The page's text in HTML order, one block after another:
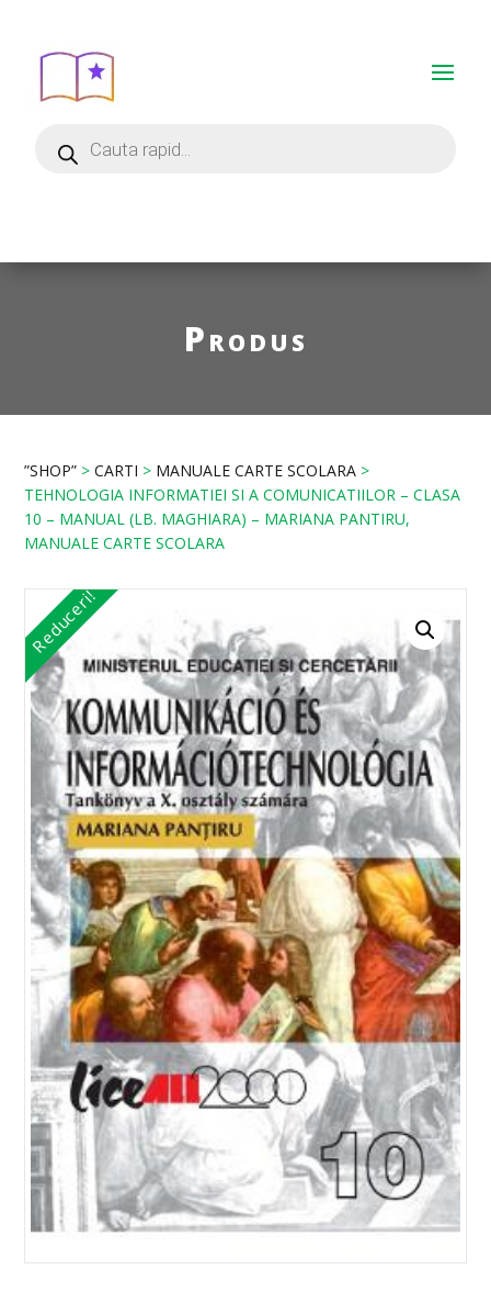
Produs
”SHOP” >CARTI > MANUALE CARTE SCOLARA >
TEHNOLOGIA INFORMATIEI SI A COMUNICATIILOR – CLASA
10 – MANUAL (LB. MAGHIARA) – MARIANA PANTIRU,
MANUALE CARTE SCOLARA
Reduceri!